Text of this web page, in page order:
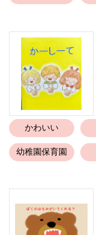
かわいい
幼稚園保育園